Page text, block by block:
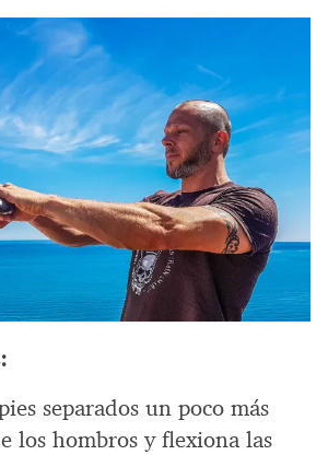
separados un poco más
los hombros y flexiona las